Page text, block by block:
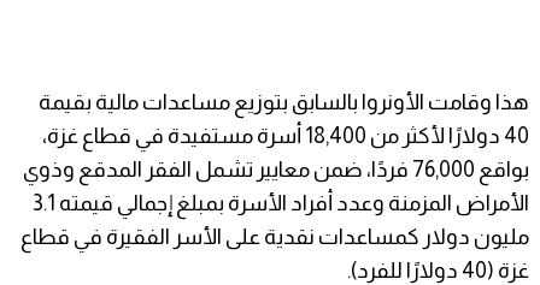
هذا وقامت الأونروا بالسابق بتوزيع مساعدات مالية بقيمة
40 دولارًا لأكثر من 18,400 أسرة مستفيدة في قطاع غزة،
بواقع 76,000 فردًا، ضمن معايير تشمل الفقر المدقع وذوي
الأمراض المزمنة وعدد أفراد الأسرة بمبلغ إجمالي قيمته 3.1
مليون دولار كمساعدات نقدية على الأسر الفقيرة في قطاع
غزة (40 دولارًا للفرد).